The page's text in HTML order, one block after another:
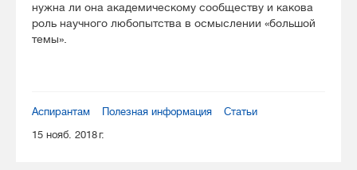
нужна ли она академическому сообществу и какова
роль научного любопытства в осмыслении «большой
темы».
Аспирантам Полезная информация
Статьи
15 нояб. 2018 г.